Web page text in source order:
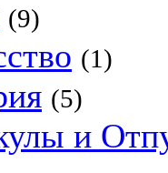
(9)
(1)
(5)
и